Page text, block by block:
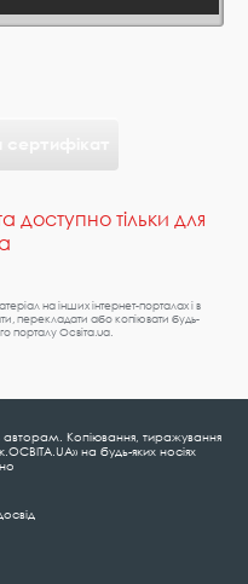
доступно тільки для
на інших інтернет-порталах і в
перекладати або копіювати будь-
порталу Освіта.ua.
Копіювання, тиражування
на будь-яких носіях